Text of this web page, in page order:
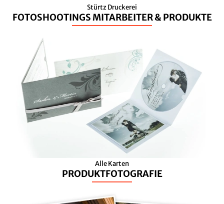
Stürtz Druckerei
FOTOSHOOTINGS MITARBEITER & PRODUKTE
Alle Karten
PRODUKTFOTOGRAFIE